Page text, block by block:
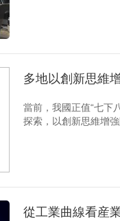
多地以創新思維
當前，我國正值“七下
探索，以創新思維增
從工業曲線看産